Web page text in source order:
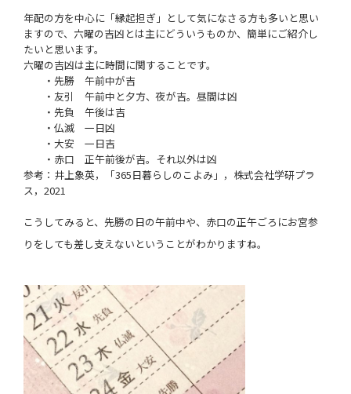
年配の方を中心に「縁起担ぎ」として気になさる方も多いと思い
ますので、六曜の吉凶とは主にどういうものか、簡単にご紹介し
たいと思います。
六曜の吉凶は主に時間に関することです。
・先勝 午前中が吉
・友引 午前中と夕方、夜が吉。昼間は凶
・先負 午後は吉
・仏滅 一日凶
・大安 一日吉
・赤口 正午前後が吉。それ以外は凶
参考：井上象英，「365日暮らしのこよみ」，株式会社学研プラ
ス，2021
こうしてみると、先勝の日の午前中や、赤口の正午ごろにお宮参
りをしても差し支えないということがわかりますね。